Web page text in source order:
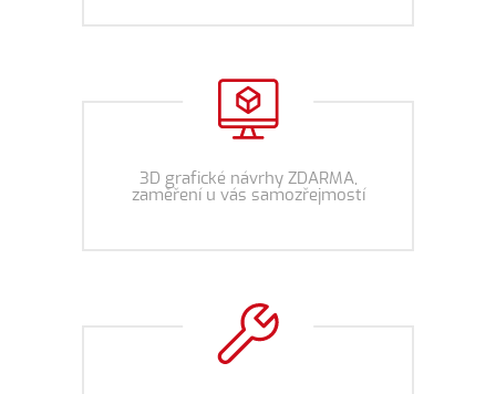
3D grafické návrhy ZDARMA,
zaměření u vás samozřejmostí